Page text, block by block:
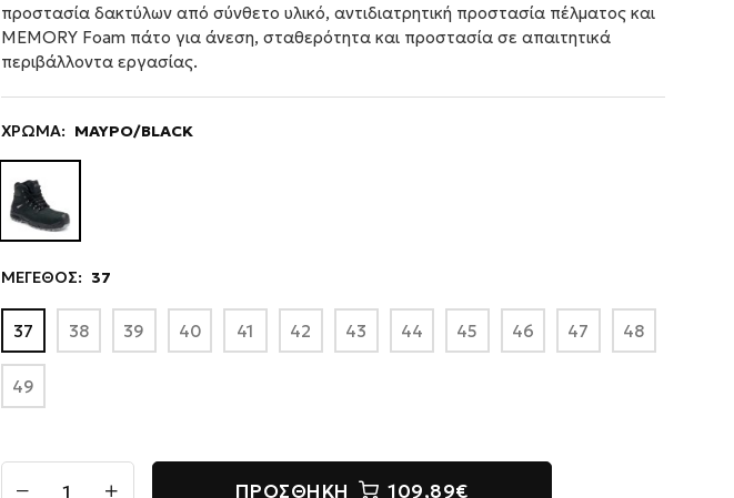
προστασία δακτύλων από σύνθετο υλικό, αντιδιατρητική προστασία πέλματος και
MEMORY Foam πάτο για άνεση, σταθερότητα και προστασία σε απαιτητικά
περιβάλλοντα εργασίας.
ΧΡΩΜΑ: ΜΑΥΡΟ/BLACK
ΜΕΓΕΘΟΣ: 37
37 38 39 40 41 42 43 44 45 46 47 48
49
ΠΡΟΣΘΉΚΗ 109,89€